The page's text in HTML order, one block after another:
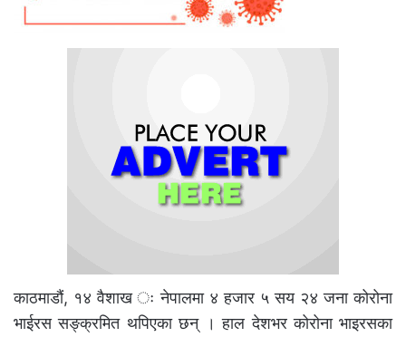
काठमाडौं, १४ वैशाख ः नेपालमा ४ हजार ५ सय २४ जना कोरोना
भाईरस सङ्क्रमित थपिएका छन् । हाल देशभर कोरोना भाइरसका